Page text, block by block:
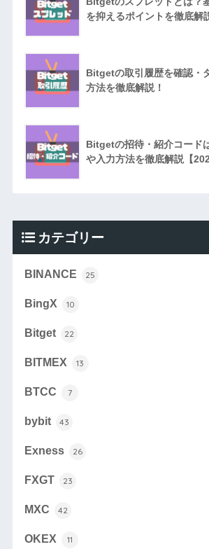
を抑えるポイントを徹底解
Bitgetの取引履歴を確認・
方法を徹底解説！
Bitgetの招待・紹介コード
や入力方法を徹底解説【
カテゴリー
BINANCE 25
BingX 10
Bitget 22
BITMEX 13
BTCC 7
bybit 43
Exness 26
FXGT 23
MXC 42
OKEX 11